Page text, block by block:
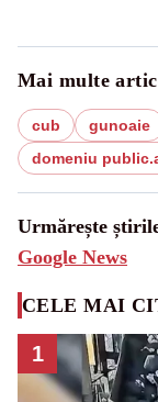
Mai multe
cub gunoaie
domeniu
Urmărește
Google News
CELE MAI
1